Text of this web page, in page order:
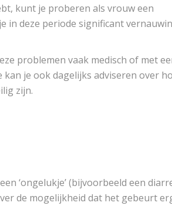
kunt je proberen als vrouw een
in deze periode significant
problemen vaak medisch of met
je ook dagelijks adviseren over
zijn.
‘ongelukje’ (bijvoorbeeld een
de mogelijkheid dat het gebeurt